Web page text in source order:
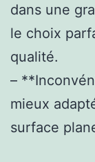
dans une
le choix
qualité.
–
mieux
surface